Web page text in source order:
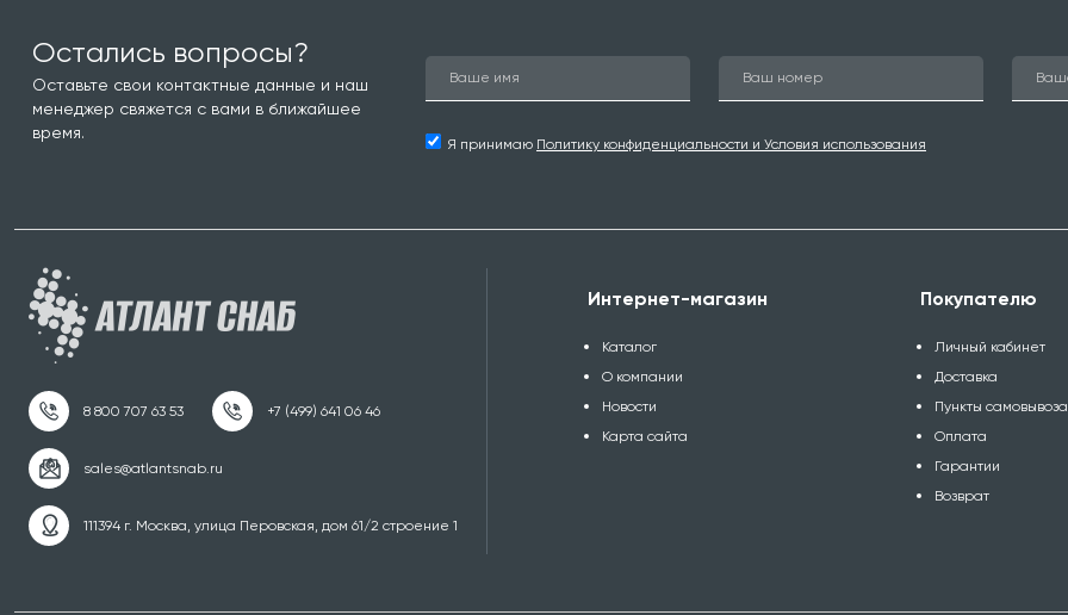
Остались вопросы?
Оставьте свои контактные данные и наш
менеджер свяжется с вами в ближайшее
время.
Я принимаю Политику конфиденциальности и Условия использования
111394 г. Москва, улица Перовская, дом 61/2 строение 1
Интернет-магазин
Каталог
О компании
Новости
Карта сайта
Покупателю
Личный кабинет
Доставка
Пункты самовывоза
Оплата
Гарантии
Возврат